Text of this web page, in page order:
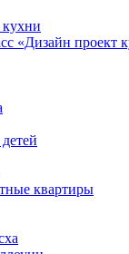
«Дизайн проект
квартиры